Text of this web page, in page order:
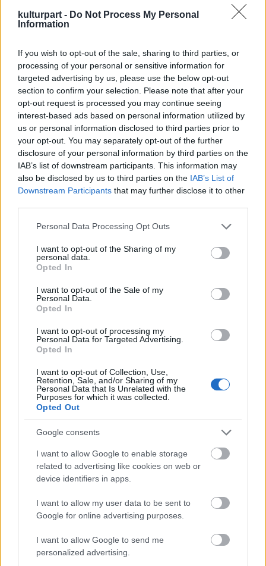
kulturpart - Do Not Process My Personal
Information
If you wish to opt-out of the sale, sharing to third parties, or
processing of your personal or sensitive information for
targeted advertising by us, please use the below opt-out
section to confirm your selection. Please note that after your
opt-out request is processed you may continue seeing
interest-based ads based on personal information utilized by
us or personal information disclosed to third parties prior to
your opt-out. You may separately opt-out of the further
disclosure of your personal information by third parties on the
IAB’s list of downstream participants. This information may
also be disclosed by us to third parties on the IAB’s List of
Downstream Participants that may further disclose it to other
Please note that this website/app uses one or more Google
not limited to your visit or usage behaviour. You may click to
grant or deny consent to Google and its third-party tags to
use your data for below specified purposes in below Google
consent section.
Personal Data Processing Opt Outs
I want to opt-out of the Sharing of my
personal data.
Opted In
I want to opt-out of the Sale of my
Personal Data.
Opted In
I want to opt-out of processing my
Personal Data for Targeted Advertising.
Opted In
I want to opt-out of Collection, Use,
Retention, Sale, and/or Sharing of my
Personal Data that Is Unrelated with the
Purposes for which it was collected.
Opted Out
Google consents
I want to allow Google to enable storage
related to advertising like cookies on web or
device identifiers in apps.
I want to allow my user data to be sent to
Google for online advertising purposes.
I want to allow Google to send me
personalized advertising.
jelmeze Cate Blanchettnek jutott.
David Barron és Simon Kinberg látja el. A
Disney stúdió egyelőre nem közölte, hogy
mikor kerülhet a mozikba a Grimm-mese.
Helena Bonham CarterA magányos lovasban
látható legközelebb a filmvásznon. A Gore
Verbinski rendezésében forgatott western,
amelyben Johnny Depp és Armie Hammer
alakítja a főszerepeket, július 11-én kerül a
magyar mozikba.
Forrás:Paraméter
Film Mese Mozi
DICKENS MESÉLI EL JÉZUS KRISZTUS ÉLETÉT
EGY ÚJ ANIMÁCIÓS FILMBEN
VÁLHATTÁL VOLNA?